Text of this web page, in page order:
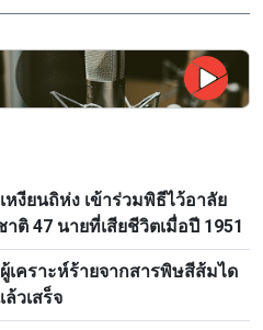
งียนถิห่ง เข้าร่วมพิธีไว้อาลัย
ติ 47 นายที่เสียชีวิตเมื่อปี 1951
เคราะห์ร้ายจากสารพิษสีส้มได
วเสร็จ